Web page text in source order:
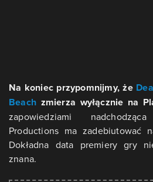
Na koniec przypomnijmy, że
Beach zmierza wyłącznie na
zapowiedziami
Productions ma zadebiutować
Dokładna data premiery gry
znana.